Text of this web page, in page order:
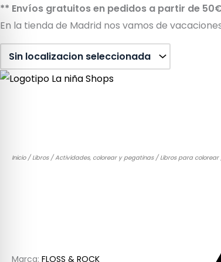
Ir
al
contenido
** Envíos gratuitos en pedidos a partir de
En la tienda de Madrid nos vamos de
Búsqueda
de
productos
Inicio/ Libros/Actividades, colorear y pegatinas/ Libros para colorear
Marca: FLOSS & ROCK